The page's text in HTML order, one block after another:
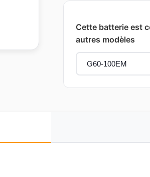
Cette batterie est
autres modèles